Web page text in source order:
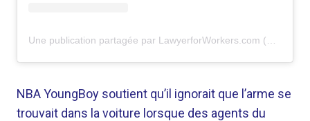
NBA YoungBoy soutient qu’il ignorait que l’arme se
trouvait dans la voiture lorsque des agents du